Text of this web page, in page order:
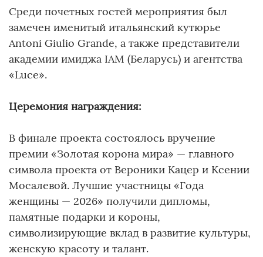
Среди почетных гостей мероприятия был
замечен именитый итальянский кутюрье
Antoni Giulio Grande, а также представители
академии имиджа IAM (Беларусь) и агентства
«Luce».
Церемония награждения:
В финале проекта состоялось вручение
премии «Золотая корона мира» — главного
символа проекта от Вероники Кацер и Ксении
Мосалевой. Лучшие участницы «Года
женщины — 2026» получили дипломы,
памятные подарки и короны,
символизирующие вклад в развитие культуры,
женскую красоту и талант.